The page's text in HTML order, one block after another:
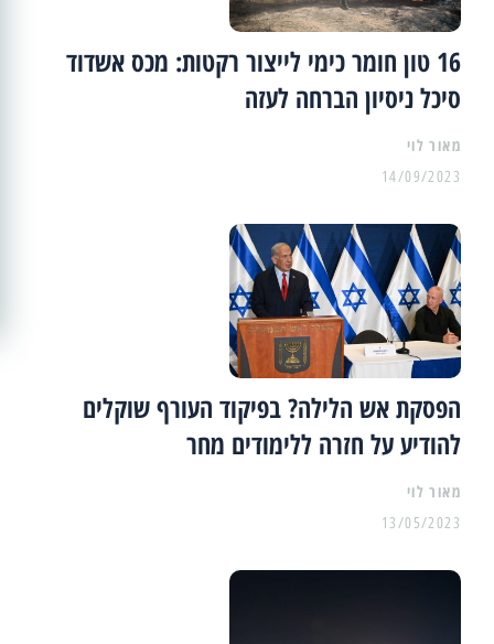
16 טון חומר כימי לייצור רקטות: מכס אשדוד
סיכל ניסיון הברחה לעזה
מאור לוי
14/09/2023
הפסקת אש הלילה? בפיקוד העורף שוקלים
להודיע על חזרה ללימודים מחר
מאור לוי
13/05/2023